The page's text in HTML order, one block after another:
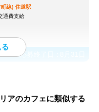
線) 住道駅
通費支給
応募終了日：
アのカフェに類似する